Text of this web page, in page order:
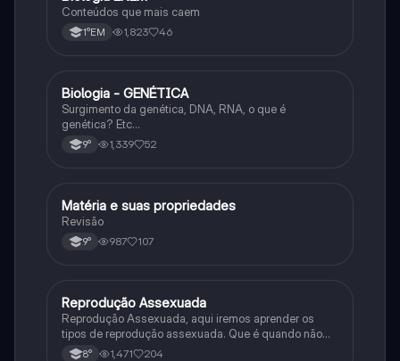
Conteúdos que mais caem
1°EM 1,823 46
Ciência
Biologia - GENÉTICA
Surgimento da genética, DNA, RNA, o que é
genética? Etc…
9° 1,339 52
Ciência
Matéria e suas propriedades
Revisão
9° 987 107
Ciência
Reprodução Assexuada
Reprodução Assexuada, aqui iremos aprender os
tipos de reprodução assexuada. Que é quando não
ocorre a fusão de gametas.
8° 1,471 204